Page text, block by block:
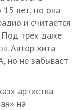
лет, но она
и считается
Под трек даже
. Автор хита
но не забывает
артистка
на